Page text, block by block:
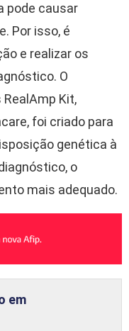
pode causar
Por isso, é
e realizar os
O
RealAmp Kit,
foi criado para
genética à
o
mais adequado.
em